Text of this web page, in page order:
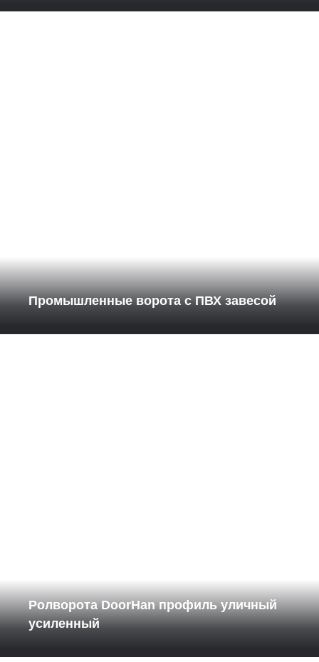
Промышленные ворота с ПВХ завесой
Ролворота DoorHan профиль уличный
усиленный